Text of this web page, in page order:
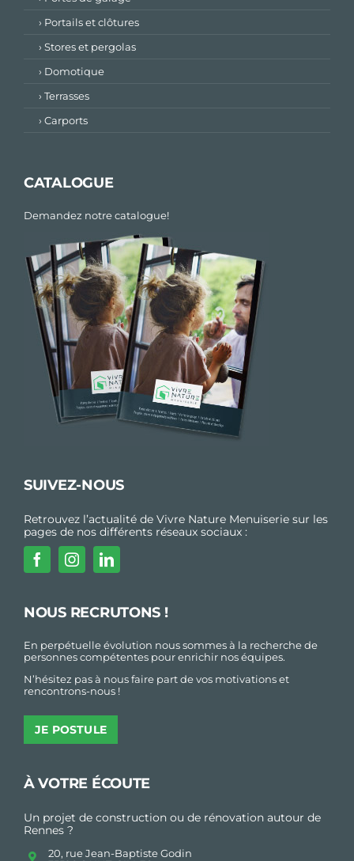
› Portails et clôtures
› Stores et pergolas
› Domotique
› Terrasses
› Carports
CATALOGUE
Demandez notre catalogue!
SUIVEZ-NOUS
Retrouvez l’actualité de Vivre Nature Menuiserie sur les
pages de nos différents réseaux sociaux :
NOUS RECRUTONS !
En perpétuelle évolution nous sommes à la recherche de
personnes compétentes pour enrichir nos équipes.
N’hésitez pas à nous faire part de vos motivations et
rencontrons-nous !
JE POSTULE
À VOTRE ÉCOUTE
Un projet de construction ou de rénovation autour de
Rennes ?
20, rue Jean-Baptiste Godin